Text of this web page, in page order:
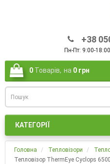
+38
Пн-Пт: 9:00-
0 Товарів, на 0 грн
КАТЕГОРІЇ
Головна Тепловізори
Тепловізор ThermEye Cyclops